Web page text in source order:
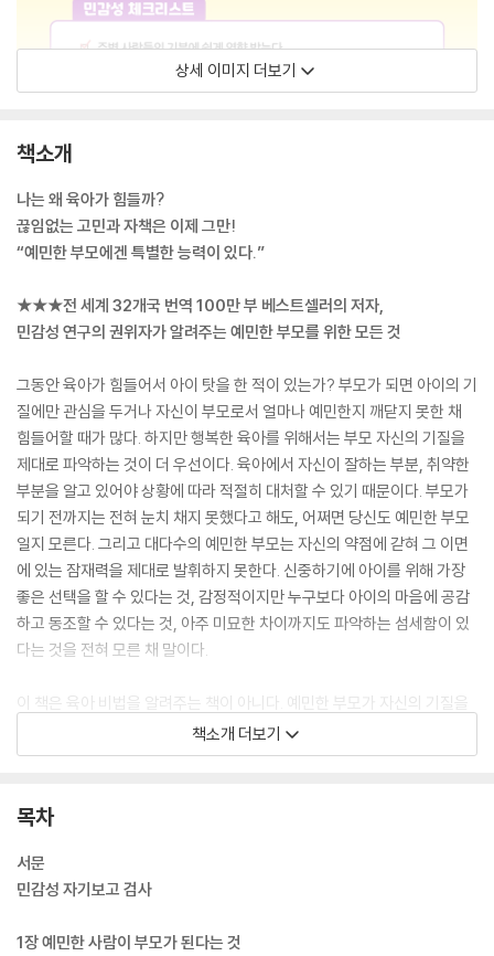
상세 이미지 더보기
책소개
나는 왜 육아가 힘들까?
끊임없는 고민과 자책은 이제 그만!
“예민한 부모에겐 특별한 능력이 있다.”
★★★전 세계 32개국 번역 100만 부 베스트셀러의 저자,
민감성 연구의 권위자가 알려주는 예민한 부모를 위한 모든 것
그동안 육아가 힘들어서 아이 탓을 한 적이 있는가? 부모가 되면 아이의 기
질에만 관심을 두거나 자신이 부모로서 얼마나 예민한지 깨닫지 못한 채
힘들어할 때가 많다. 하지만 행복한 육아를 위해서는 부모 자신의 기질을
제대로 파악하는 것이 더 우선이다. 육아에서 자신이 잘하는 부분, 취약한
부분을 알고 있어야 상황에 따라 적절히 대처할 수 있기 때문이다. 부모가
되기 전까지는 전혀 눈치 채지 못했다고 해도, 어쩌면 당신도 예민한 부모
일지 모른다. 그리고 대다수의 예민한 부모는 자신의 약점에 갇혀 그 이면
에 있는 잠재력을 제대로 발휘하지 못한다. 신중하기에 아이를 위해 가장
좋은 선택을 할 수 있다는 것, 감정적이지만 누구보다 아이의 마음에 공감
하고 동조할 수 있다는 것, 아주 미묘한 차이까지도 파악하는 섬세함이 있
다는 것을 전혀 모른 채 말이다.
이 책은 육아 비법을 알려주는 책이 아니다. 예민한 부모가 자신의 기질을
바로 알고 좋은 점만 육아에 발휘할 수 있도록 돕는 것이 이 책의 궁극적인
목표다. 저자는 예민한 부모가 육아의 스트레스에서 벗어나 자신을 돌보는
환경을 만들 수 있다면 누구보다 육아의 기쁨을 만끽할 수 있기 때문이다.
의 문제, 더 나아가 부부 관계의 갈등 대처까지 미리 알아두면 좋을 모든 것
들을 한 권에 담았다.
물론 육아가 힘들지 않은 사람은 거의 없을 것이다. 하지만 저자는 일반적
책소개 더보기
목차
서문
민감성 자기보고 검사
1장 예민한 사람이 부모가 된다는 것